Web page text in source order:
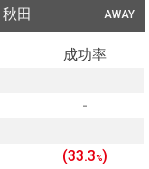
AWAY
秋田
成功率
-
(33.3%)